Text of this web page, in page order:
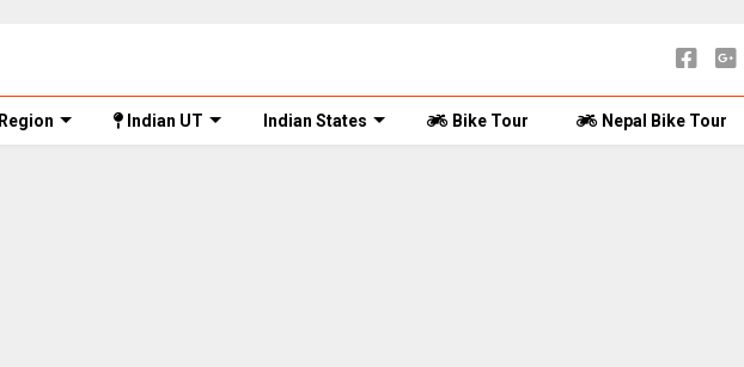
Region Indian UT Indian States Bike Tour Nepal Bike Tour